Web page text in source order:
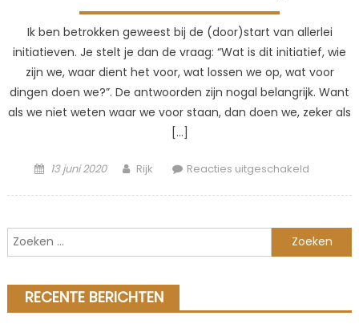
Ik ben betrokken geweest bij de (door)start van allerlei
initiatieven. Je stelt je dan de vraag: “Wat is dit initiatief, wie
zijn we, waar dient het voor, wat lossen we op, wat voor
dingen doen we?”. De antwoorden zijn nogal belangrijk. Want
als we niet weten waar we voor staan, dan doen we, zeker als
[…]
Posted
13 juni 2020 Author
Rijk Reacties uitgeschakeldvoor
door
Analogie
Zoeken
naar:
RECENTE BERICHTEN